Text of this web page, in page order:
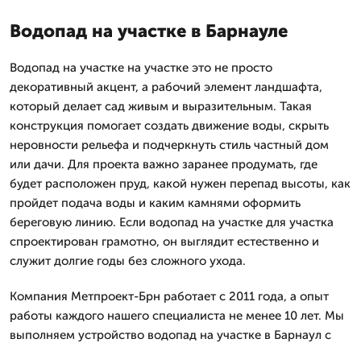
Водопад на участке в Барнауле
Водопад на участке на участке это не просто
декоративный акцент, а рабочий элемент ландшафта,
который делает сад живым и выразительным. Такая
конструкция помогает создать движение воды, скрыть
неровности рельефа и подчеркнуть стиль частный дом
или дачи. Для проекта важно заранее продумать, где
будет расположен пруд, какой нужен перепад высоты, как
пройдет подача воды и каким камнями оформить
береговую линию. Если водопад на участке для участка
спроектирован грамотно, он выглядит естественно и
служит долгие годы без сложного ухода.
Компания Метпроект-Брн работает с 2011 года, а опыт
работы каждого нашего специалиста не менее 10 лет. Мы
выполняем устройство водопад на участке в Барнаул с